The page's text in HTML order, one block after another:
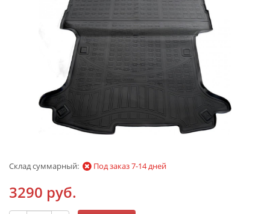
Склад суммарный: Под заказ 7-14 дней
3290 руб.